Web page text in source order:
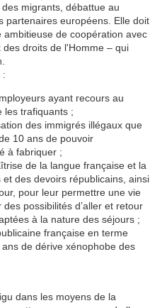
migrants, débattue au
partenaires européens. Elle doit
de coopération avec
droits de l'Homme – qui
:
ayant recours au
les trafiquants ;
des immigrés illégaux que
10 ans de pouvoir
à fabriquer ;
de la langue française et la
des devoirs républicains, ainsi
pour leur permettre une vie
possibilités d’aller et retour
à la nature des séjours ;
française en terme
de dérive xénophobe des
dans les moyens de la